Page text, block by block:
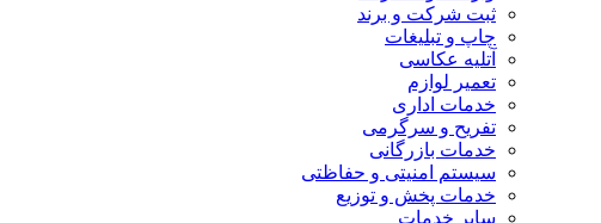
ثبت شرکت و برند
چاپ و تبلیغات
آتلیه عکاسی
تعمیر لوازم
خدمات اداری
تفریح و سرگرمی
خدمات بازرگانی
سیستم امنیتی و حفاظتی
خدمات پخش و توزیع
سایر خدمات